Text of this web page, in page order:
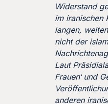
Widerstand
im iranischen
langen,
nicht der
Laut
Frauen‘ und
anderen